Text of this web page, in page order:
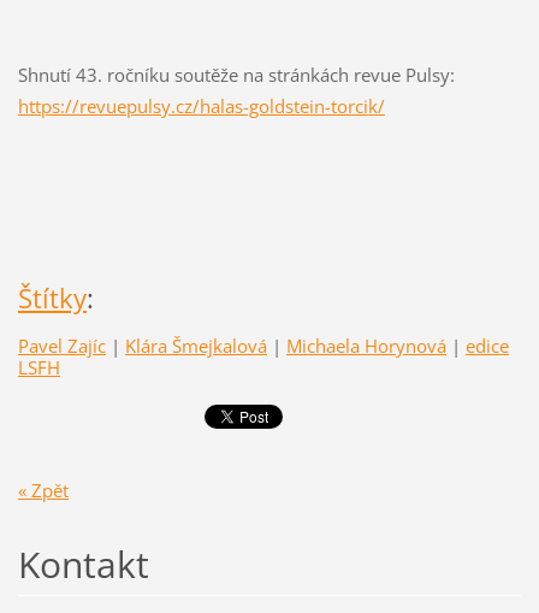
Shnutí 43. ročníku soutěže na stránkách revue Pulsy:
https://revuepulsy.cz/halas-goldstein-torcik/
Štítky:
Pavel Zajíc | Klára Šmejkalová | Michaela Horynová | edice
LSFH
« Zpět
Kontakt